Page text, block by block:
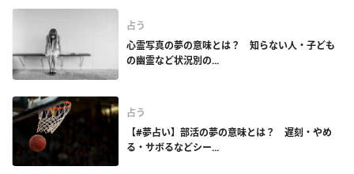
占う
心霊写真の夢の意味とは？ 知らない人・子ども
の幽霊など状況別の...
占う
【#夢占い】部活の夢の意味とは？ 遅刻・やめ
る・サボるなどシー...